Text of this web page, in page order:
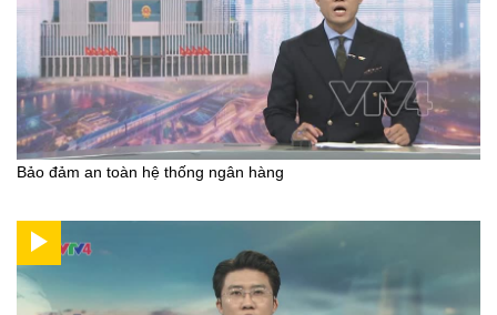
Bảo đảm an toàn hệ thống ngân hàng